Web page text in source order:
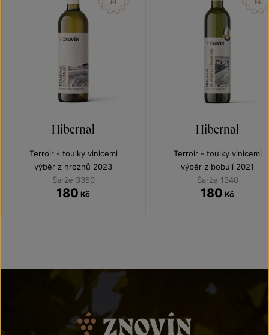
Hibernal
Terroir - toulky vinicemi
výběr z hroznů 2023
Šarže 3350
180 Kč
Hibernal
Terroir - toulky vinicemi
výběr z bobulí 2021
Šarže 1340
180 Kč